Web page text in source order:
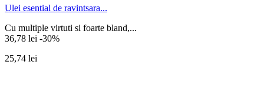
Ulei esential de ravintsara...
Cu multiple virtuti si foarte bland,...
36,78 lei -30%
25,74 lei